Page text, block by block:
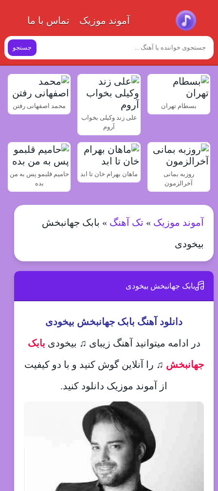
آموند موزیک تماس با ما
جستجو
بسطام تهران
علی زند وکیلی بخواب
آروم
محمد اصفهانی رفتن
روزبه بمانی
آخرالزمون
ماهان بهرام خان تا ابد
حامیم قلبمو پس به من
بده
آموند موزیک » تک آهنگ » بابک جهانبخش
بیخودی
بابک جهانبخش بیخودی
دانلود آهنگ بابک جهانبخش بیخودی
در ادامه میتوانید آهنگ زیبای ♫ بیخودی بابک
جهانبخش ♫ را آنلاین گوش کنید و با دو کیفیت
از آموند موزیک دانلود کنید.